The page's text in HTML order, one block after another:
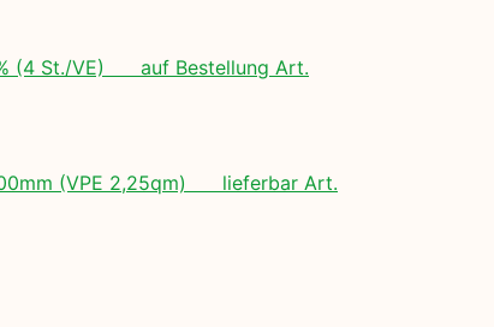
(4 St./VE) auf Bestellung Art.
(VPE 2,25qm) lieferbar Art.